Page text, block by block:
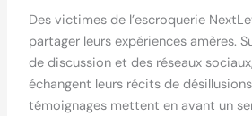
Des victimes de l’escroquerie
partager leurs expériences amères.
de discussion et des réseaux
échangent leurs récits de
témoignages mettent en avant un